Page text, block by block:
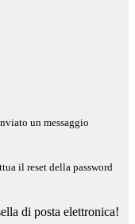
un messaggio
il reset della password
di posta elettronica!